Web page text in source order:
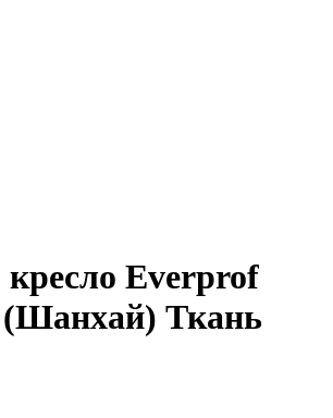
Everprof
(Шанхай) Ткань